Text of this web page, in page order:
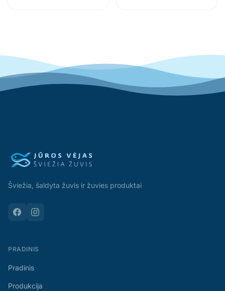
Šviežia, šaldyta žuvis ir žuvies produktai
PRADINIS
Pradinis
Produkcija